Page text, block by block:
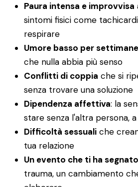
Paura intensa e improvvisa
sintomi fisici come
respirare
Umore basso per settimane
che nulla abbia più senso
Conflitti di coppia che si
senza trovare una soluzione
Dipendenza affettiva: la
stare senza l'altra persona,
Difficoltà sessuali che
tua relazione
Un evento che ti ha segnato
trauma, un cambiamento